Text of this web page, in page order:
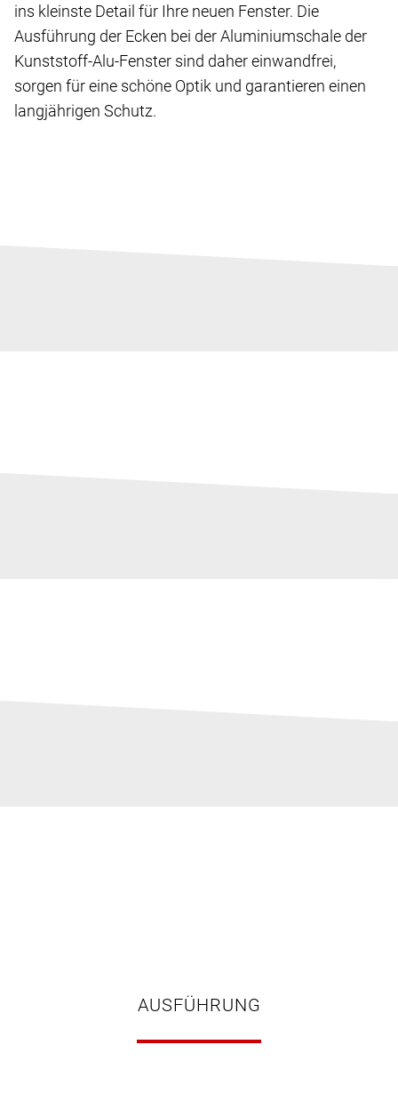
ins kleinste Detail für Ihre neuen Fenster. Die
Ausführung der Ecken bei der Aluminiumschale der
Kunststoff-Alu-Fenster sind daher einwandfrei,
sorgen für eine schöne Optik und garantieren einen
langjährigen Schutz.
AUSFÜHRUNG